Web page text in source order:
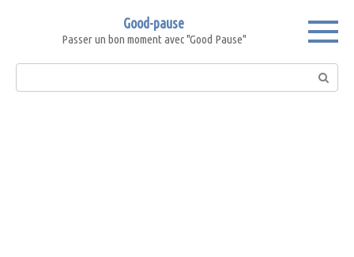
Good-pause
Passer un bon moment avec "Good Pause"
Search: